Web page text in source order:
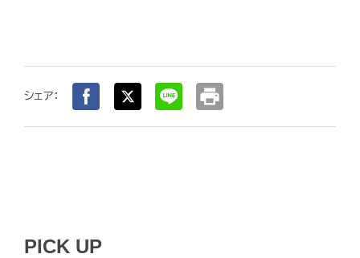
シェア： print
PICK UP